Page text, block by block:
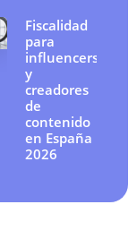
Fiscalidad
para
influencers
y
creadores
de
contenido
en España
2026